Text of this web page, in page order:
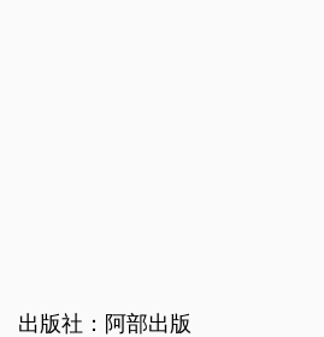
出版社：阿部出版